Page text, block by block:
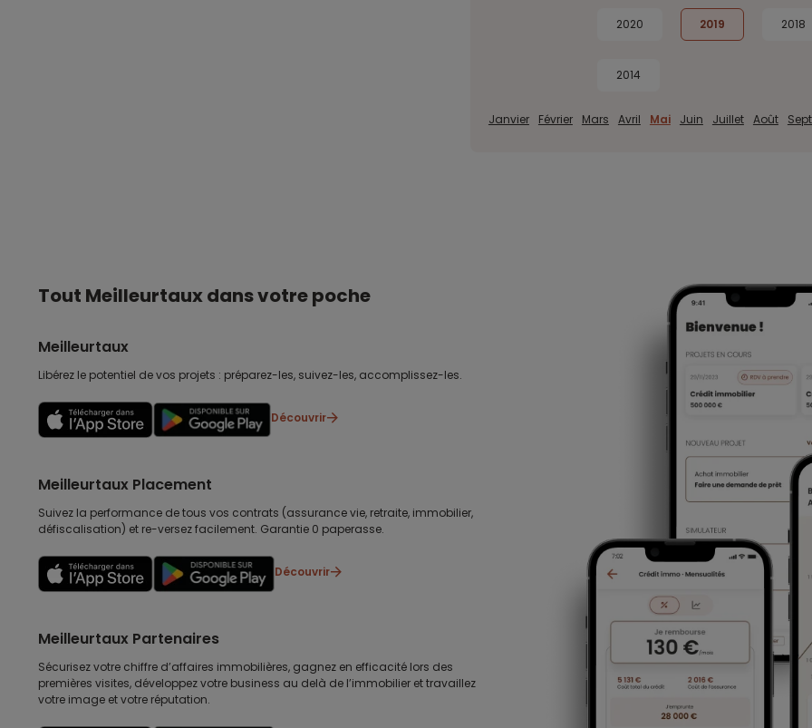
2020 2019 2018
2014
Janvier Février Mars Avril Mai Juin Juillet Août
Tout Meilleurtaux dans votre poche
Meilleurtaux
Libérez le potentiel de vos projets : préparez-les, suivez-les, accomplissez-les.
Découvrir
Meilleurtaux Placement
Suivez la performance de tous vos contrats (assurance vie, retraite, immobilier,
défiscalisation) et re-versez facilement. Garantie 0 paperasse.
Découvrir
Meilleurtaux Partenaires
Sécurisez votre chiffre d’affaires immobilières, gagnez en efficacité lors des
premières visites, développez votre business au delà de l’immobilier et travaillez
votre image et votre réputation.